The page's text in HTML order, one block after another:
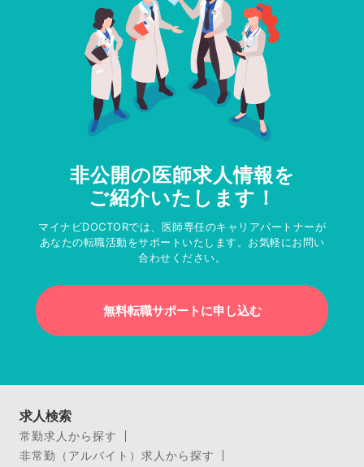
非公開の医師求人情報を
ご紹介いたします！
マイナビDOCTORでは、医師専任のキャリアパートナーが
あなたの転職活動をサポートいたします。お気軽にお問い
合わせください。
無料転職サポートに申し込む
求人検索
常勤求人から探す
非常勤（アルバイト）求人から探す